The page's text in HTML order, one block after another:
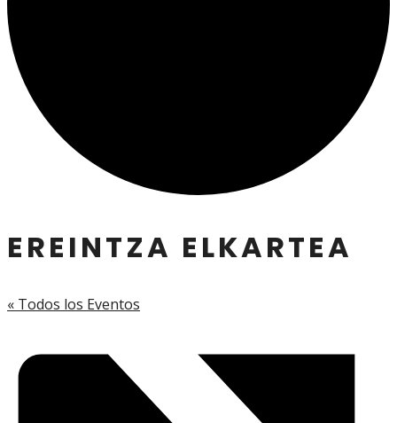
EREINTZA ELKARTEA
« Todos los Eventos